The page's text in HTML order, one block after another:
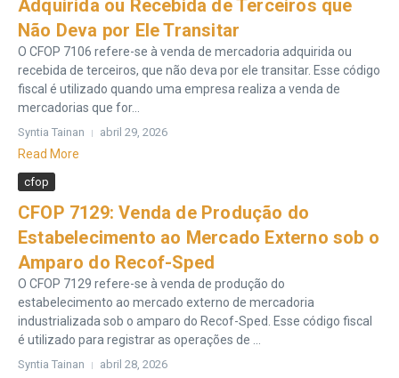
Adquirida ou Recebida de Terceiros que
Não Deva por Ele Transitar
O CFOP 7106 refere-se à venda de mercadoria adquirida ou
recebida de terceiros, que não deva por ele transitar. Esse código
fiscal é utilizado quando uma empresa realiza a venda de
mercadorias que for...
Syntia Tainan abril 29, 2026
Read More
cfop
CFOP 7129: Venda de Produção do
Estabelecimento ao Mercado Externo sob o
Amparo do Recof-Sped
O CFOP 7129 refere-se à venda de produção do
estabelecimento ao mercado externo de mercadoria
industrializada sob o amparo do Recof-Sped. Esse código fiscal
é utilizado para registrar as operações de ...
Syntia Tainan abril 28, 2026